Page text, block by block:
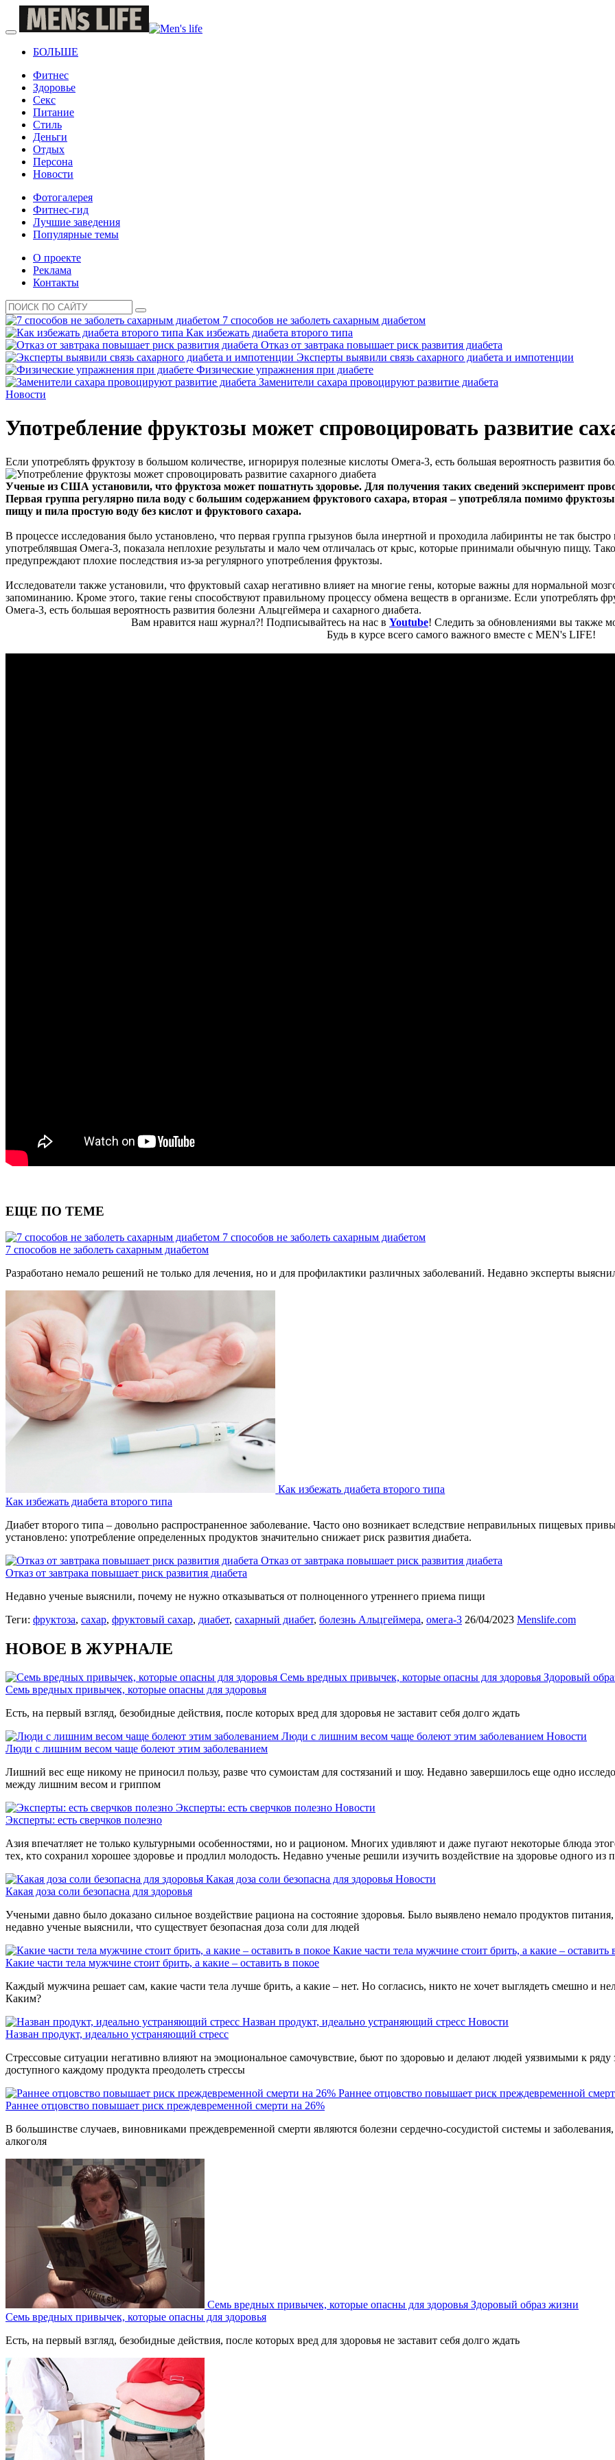
БОЛЬШЕ
Фитнес
Здоровье
Секс
Питание
Стиль
Деньги
Отдых
Персона
Новости
Фотогалерея
Фитнес-гид
Лучшие заведения
Популярные темы
О проекте
Реклама
Контакты
7 способов не заболеть сахарным диабетом
Как избежать диабета второго типа
Отказ от завтрака повышает риск развития диабета
Эксперты выявили связь сахарного диабета и импотенции
Физические упражнения при диабете
Заменители сахара провоцируют развитие диабета
Новости
Употребление фруктозы может спровоцировать развитие
Если употреблять фруктозу в большом количестве, игнорируя полезные кислоты Омега-3, есть большая вероятность развития
Ученые из США установили, что фруктоза может пошатнуть здоровье. Для получения таких сведений эксперимент
Первая группа регулярно пила воду с большим содержанием фруктового сахара, вторая – употребляла помимо
пищу и пила простую воду без кислот и фруктового сахара.
В процессе исследования было установлено, что первая группа грызунов была инертной и проходила лабиринты не так
употреблявшая Омега-3, показала неплохие результаты и мало чем отличалась от крыс, которые принимали обычную пищу.
предупреждают плохие последствия из-за регулярного употребления фруктозы.
Исследователи также установили, что фруктовый сахар негативно влияет на многие гены, которые важны для нормальной
запоминанию. Кроме этого, такие гены способствуют правильному процессу обмена веществ в организме. Если употреблять
Омега-3, есть большая вероятность развития болезни Альцгеймера и сахарного диабета.
Вам нравится наш журнал?! Подписывайтесь на нас в Youtube! Следить за обновлениями вы также
Будь в курсе всего самого важного вместе с MEN's LIFE!
ЕЩЕ ПО ТЕМЕ
7 способов не заболеть сахарным диабетом
7 способов не заболеть сахарным диабетом
Разработано немало решений не только для лечения, но и для профилактики различных заболеваний. Недавно эксперты
Как избежать диабета второго типа
Как избежать диабета второго типа
Диабет второго типа – довольно распространенное заболевание. Часто оно возникает вследствие неправильных пищевых
установлено: употребление определенных продуктов значительно снижает риск развития диабета.
Отказ от завтрака повышает риск развития диабета
Отказ от завтрака повышает риск развития диабета
Недавно ученые выяснили, почему не нужно отказываться от полноценного утреннего приема пищи
Теги: фруктоза, сахар, фруктовый сахар, диабет, сахарный диабет, болезнь Альцгеймера, омега-3 26/04/2023 Menslife.com
НОВОЕ В ЖУРНАЛЕ
Семь вредных привычек, которые опасны для здоровья Здоровый
Семь вредных привычек, которые опасны для здоровья
Есть, на первый взгляд, безобидные действия, после которых вред для здоровья не заставит себя долго ждать
Люди с лишним весом чаще болеют этим заболеванием Новости
Люди с лишним весом чаще болеют этим заболеванием
Лишний вес еще никому не приносил пользу, разве что сумоистам для состязаний и шоу. Недавно завершилось еще одно
между лишним весом и гриппом
Эксперты: есть сверчков полезно Новости
Эксперты: есть сверчков полезно
Азия впечатляет не только культурными особенностями, но и рационом. Многих удивляют и даже пугают некоторые блюда
тех, кто сохранил хорошее здоровье и продлил молодость. Недавно ученые решили изучить воздействие на здоровье одного из
Какая доза соли безопасна для здоровья Новости
Какая доза соли безопасна для здоровья
Учеными давно было доказано сильное воздействие рациона на состояние здоровья. Было выявлено немало продуктов
недавно ученые выяснили, что существует безопасная доза соли для людей
Какие части тела мужчине стоит брить, а какие – оставить
Какие части тела мужчине стоит брить, а какие – оставить в покое
Каждый мужчина решает сам, какие части тела лучше брить, а какие – нет. Но согласись, никто не хочет выглядеть смешно и
Каким?
Назван продукт, идеально устраняющий стресс Новости
Назван продукт, идеально устраняющий стресс
Стрессовые ситуации негативно влияют на эмоциональное самочувствие, бьют по здоровью и делают людей уязвимыми к
доступного каждому продукта преодолеть стрессы
Раннее отцовство повышает риск преждевременной
Раннее отцовство повышает риск преждевременной смерти на 26%
В большинстве случаев, виновниками преждевременной смерти являются болезни сердечно-сосудистой системы и
алкоголя
Семь вредных привычек, которые опасны для здоровья Здоровый образ жизни
Семь вредных привычек, которые опасны для здоровья
Есть, на первый взгляд, безобидные действия, после которых вред для здоровья не заставит себя долго ждать